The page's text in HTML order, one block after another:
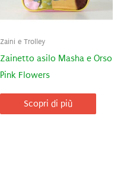
Zaini e Trolley
Zainetto asilo Masha e Orso
Pink Flowers
Scopri di più